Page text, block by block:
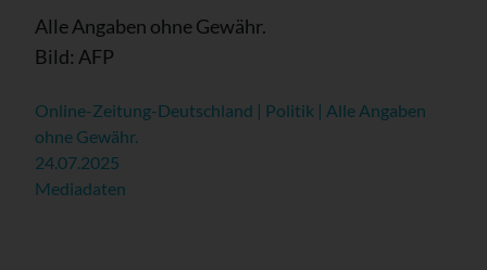
Alle Angaben ohne Gewähr.
Bild: AFP
Online-Zeitung-Deutschland | Politik | Alle Angaben
ohne Gewähr.
24.07.2025
Mediadaten